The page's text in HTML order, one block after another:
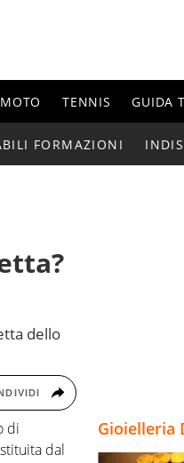
MOTO TENNIS GUIDA
FORMAZIONI
dello
di
dal
Gioielleria